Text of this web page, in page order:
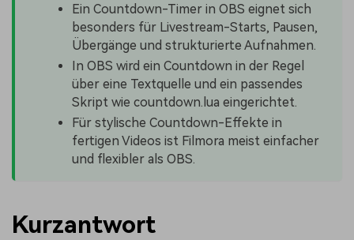
Ein Countdown-Timer in OBS eignet sich
besonders für Livestream-Starts, Pausen,
Übergänge und strukturierte Aufnahmen.
In OBS wird ein Countdown in der Regel
über eine Textquelle und ein passendes
Skript wie countdown.lua eingerichtet.
Für stylische Countdown-Effekte in
fertigen Videos ist Filmora meist einfacher
und flexibler als OBS.
Kurzantwort